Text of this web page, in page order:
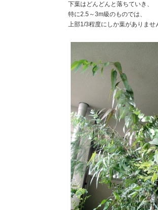
下葉はどんどんと落ちていき、
特に2.5～3m級のものでは、
上部1/3程度にしか葉がありませ